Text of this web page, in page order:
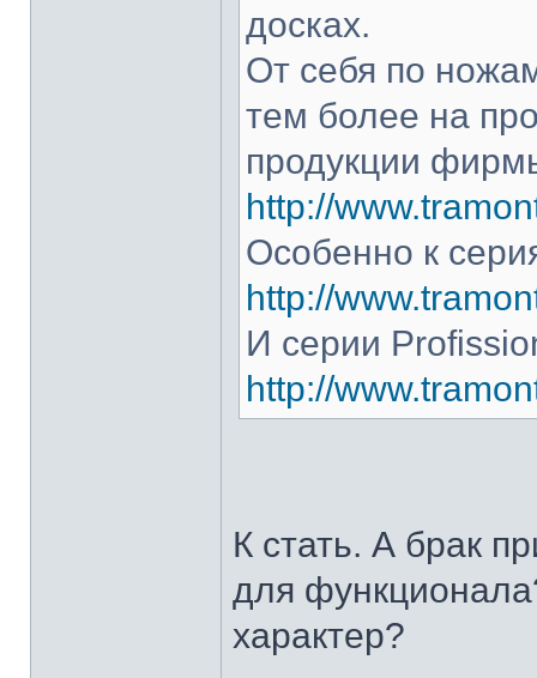
досках.
От себя по
тем более на
продукции
http://
Особенно к
http://
И серии
http://
К стать. А брак
для
характер?